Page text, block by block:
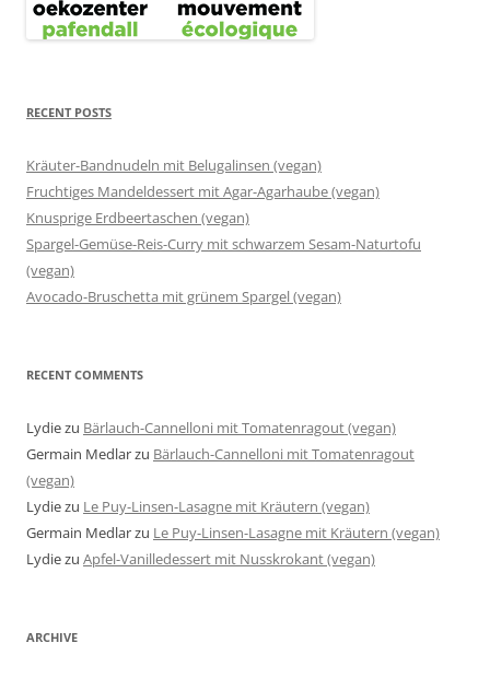
RECENT POSTS
Kräuter-Bandnudeln mit Belugalinsen (vegan)
Fruchtiges Mandeldessert mit Agar-Agarhaube (vegan)
Knusprige Erdbeertaschen (vegan)
Spargel-Gemüse-Reis-Curry mit schwarzem Sesam-Naturtofu
(vegan)
Avocado-Bruschetta mit grünem Spargel (vegan)
RECENT COMMENTS
Lydiezu Bärlauch-Cannelloni mit Tomatenragout (vegan)
Germain Medlarzu Bärlauch-Cannelloni mit Tomatenragout
(vegan)
Lydiezu Le Puy-Linsen-Lasagne mit Kräutern (vegan)
Germain Medlarzu Le Puy-Linsen-Lasagne mit Kräutern (vegan)
Lydiezu Apfel-Vanilledessert mit Nusskrokant (vegan)
ARCHIVE